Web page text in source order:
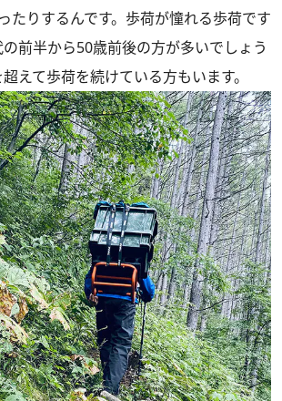
たりするんです。歩荷が憧れる歩荷です
前半から50歳前後の方が多いでしょう
えて歩荷を続けている方もいます。